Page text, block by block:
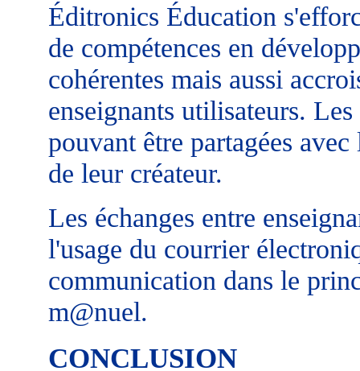
Éditronics Éducation
de compétences en
cohérentes mais aussi
enseignants utilisateurs.
pouvant être partagées
de leur créateur.
Les échanges entre
l'usage du courrier
communication dans le
m@nuel.
CONCLUSION